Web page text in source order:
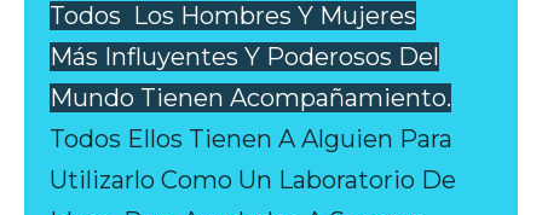
Todos Los Hombres Y Mujeres
Más Influyentes Y Poderosos Del
Mundo Tienen Acompañamiento.
Todos Ellos Tienen A Alguien Para
Utilizarlo Como Un Laboratorio De